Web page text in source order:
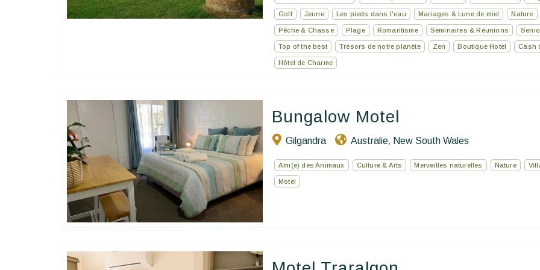
Golf Jeune Les pieds dans l'eau Mariages & Lune de miel Nature
Pêche & Chasse Plage Romantisme Séminaires & Réunions
Top of the best Trésors de notre planète Zen Boutique Hotel Cash
Hôtel de Charme
Bungalow Motel
Gilgandra Australie, New South Wales
Ami(e) des Animaux Culture & Arts Merveilles naturelles Nature
Motel